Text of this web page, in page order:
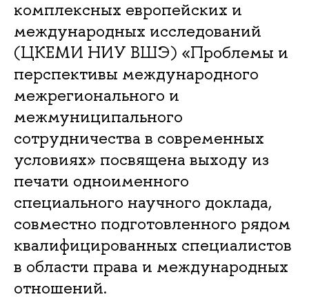
комплексных европейских и
международных исследований
(ЦКЕМИ НИУ ВШЭ) «Проблемы и
перспективы международного
межрегионального и
межмуниципального
сотрудничества в современных
условиях» посвящена выходу из
печати одноименного
специального научного доклада,
совместно подготовленного рядом
квалифицированных специалистов
в области права и международных
отношений.